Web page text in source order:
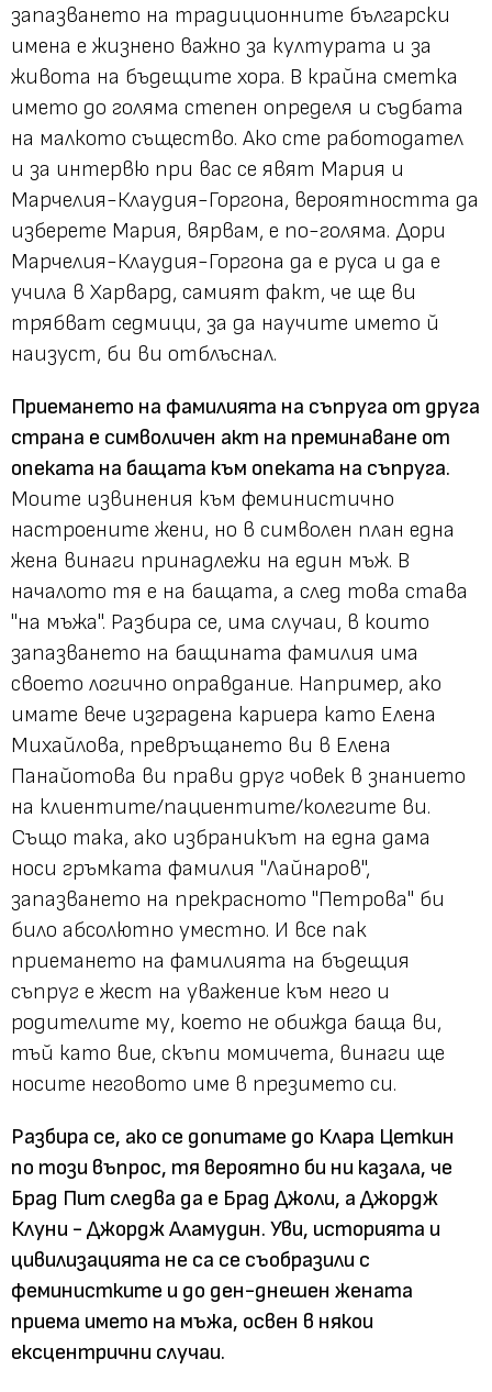
запазването на традиционните български
имена е жизнено важно за културата и за
живота на бъдещите хора. В крайна сметка
името до голяма степен определя и съдбата
на малкото същество. Ако сте работодател
и за интервю при вас се явят Мария и
Марчелия-Клаудия-Горгона, вероятността да
изберете Мария, вярвам, е по-голяма. Дори
Марчелия-Клаудия-Горгона да е руса и да е
учила в Харвард, самият факт, че ще ви
трябват седмици, за да научите името й
наизуст, би ви отблъснал.
Приемането на фамилията на съпруга от друга
страна е символичен акт на преминаване от
опеката на бащата към опеката на съпруга.
Моите извинения към феминистично
настроените жени, но в символен план една
жена винаги принадлежи на един мъж. В
началото тя е на бащата, а след това става
"на мъжа". Разбира се, има случаи, в които
запазването на бащината фамилия има
своето логично оправдание. Например, ако
имате вече изградена кариера като Елена
Михайлова, превръщането ви в Елена
Панайотова ви прави друг човек в знанието
на клиентите/пациентите/колегите ви.
Също така, ако избраникът на една дама
носи гръмката фамилия "Лайнаров",
запазването на прекрасното "Петрова" би
било абсолютно уместно. И все пак
приемането на фамилията на бъдещия
съпруг е жест на уважение към него и
родителите му, което не обижда баща ви,
тъй като вие, скъпи момичета, винаги ще
носите неговото име в презимето си.
Разбира се, ако се допитаме до Клара Цеткин
по този въпрос, тя вероятно би ни казала, че
Брад Пит следва да е Брад Джоли, а Джордж
Клуни - Джордж Аламудин. Уви, историята и
цивилизацията не са се съобразили с
феминистките и до ден-днешен жената
приема името на мъжа, освен в някои
ексцентрични случаи.